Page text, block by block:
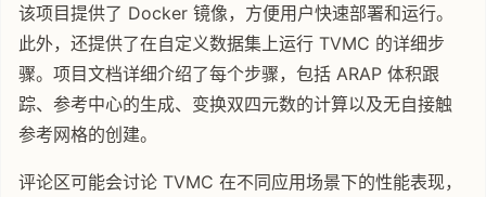
该项目提供了 Docker 镜像，方便用户快速部署和运行。
此外，还提供了在自定义数据集上运行 TVMC 的详细步
骤。项目文档详细介绍了每个步骤，包括 ARAP 体积跟
踪、参考中心的生成、变换双四元数的计算以及无自接触
参考网格的创建。
评论区可能会讨论 TVMC 在不同应用场景下的性能表现，